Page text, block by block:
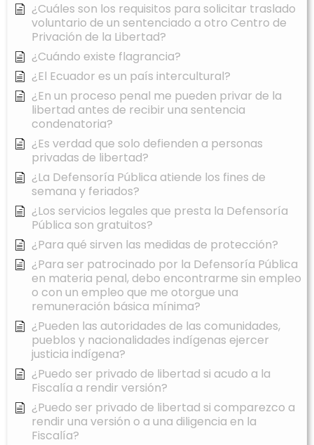
¿Cuáles son los requisitos para solicitar traslado
voluntario de un sentenciado a otro Centro de
Privación de la Libertad?
¿Cuándo existe flagrancia?
¿El Ecuador es un país intercultural?
¿En un proceso penal me pueden privar de la
libertad antes de recibir una sentencia
condenatoria?
¿Es verdad que solo defienden a personas
privadas de libertad?
¿La Defensoría Pública atiende los fines de
semana y feriados?
¿Los servicios legales que presta la Defensoría
Pública son gratuitos?
¿Para qué sirven las medidas de protección?
¿Para ser patrocinado por la Defensoría Pública
en materia penal, debo encontrarme sin empleo
o con un empleo que me otorgue una
remuneración básica mínima?
¿Pueden las autoridades de las comunidades,
pueblos y nacionalidades indígenas ejercer
justicia indígena?
¿Puedo ser privado de libertad si acudo a la
Fiscalía a rendir versión?
¿Puedo ser privado de libertad si comparezco a
rendir una versión o a una diligencia en la
Fiscalía?